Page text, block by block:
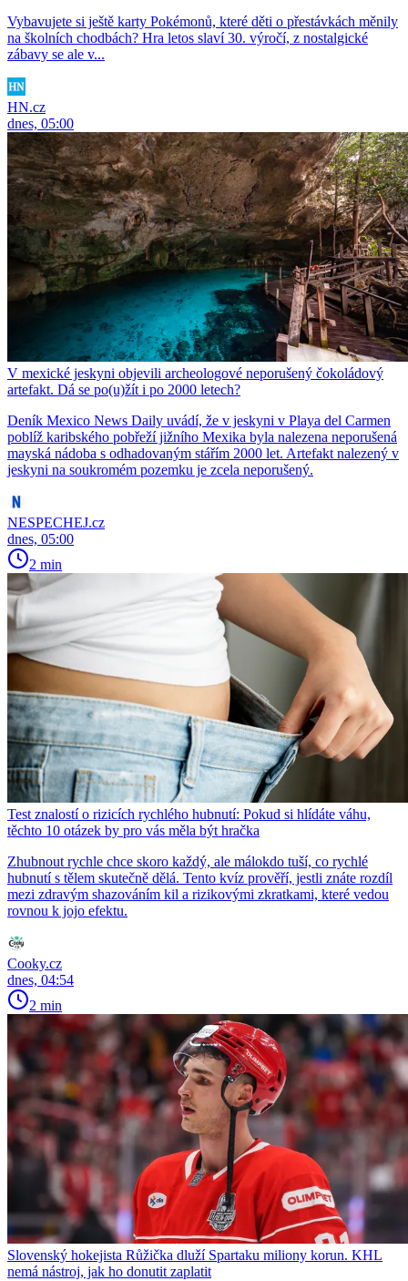
Vybavujete si ještě karty Pokémonů, které děti o přestávkách měnily
na školních chodbách? Hra letos slaví 30. výročí, z nostalgické
zábavy se ale v...
HN.cz
dnes, 05:00
V mexické jeskyni objevili archeologové neporušený čokoládový
artefakt. Dá se po(u)žít i po 2000 letech?
Deník Mexico News Daily uvádí, že v jeskyni v Playa del Carmen
poblíž karibského pobřeží jižního Mexika byla nalezena neporušená
mayská nádoba s odhadovaným stářím 2000 let. Artefakt nalezený v
jeskyni na soukromém pozemku je zcela neporušený.
NESPECHEJ.cz
dnes, 05:00
2 min
Test znalostí o rizicích rychlého hubnutí: Pokud si hlídáte váhu,
těchto 10 otázek by pro vás měla být hračka
Zhubnout rychle chce skoro každý, ale málokdo tuší, co rychlé
hubnutí s tělem skutečně dělá. Tento kvíz prověří, jestli znáte rozdíl
mezi zdravým shazováním kil a rizikovými zkratkami, které vedou
rovnou k jojo efektu.
Cooky.cz
dnes, 04:54
2 min
Slovenský hokejista Růžička dluží Spartaku miliony korun. KHL
nemá nástroj, jak ho donutit zaplatit